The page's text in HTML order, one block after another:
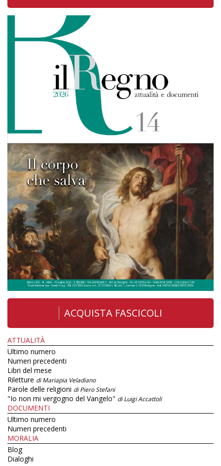
ACQUISTA FASCICOLI
ATTUALITÀ
Ultimo numero
Numeri precedenti
Libri del mese
Riletture di Mariapia Veladiano
Parole delle religioni di Piero Stefani
"Io non mi vergogno del Vangelo" di Luigi Accattoli
DOCUMENTI
Ultimo numero
Numeri precedenti
MORALIA
Blog
Dialoghi